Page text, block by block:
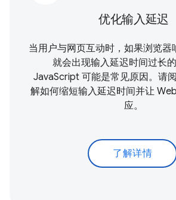
优化输入延迟
当用户与网页互动时，如果浏览器
就会出现输入延迟时间过长
JavaScript 可能是常见原因。请
解如何缩短输入延迟时间并让
应。
了解详情